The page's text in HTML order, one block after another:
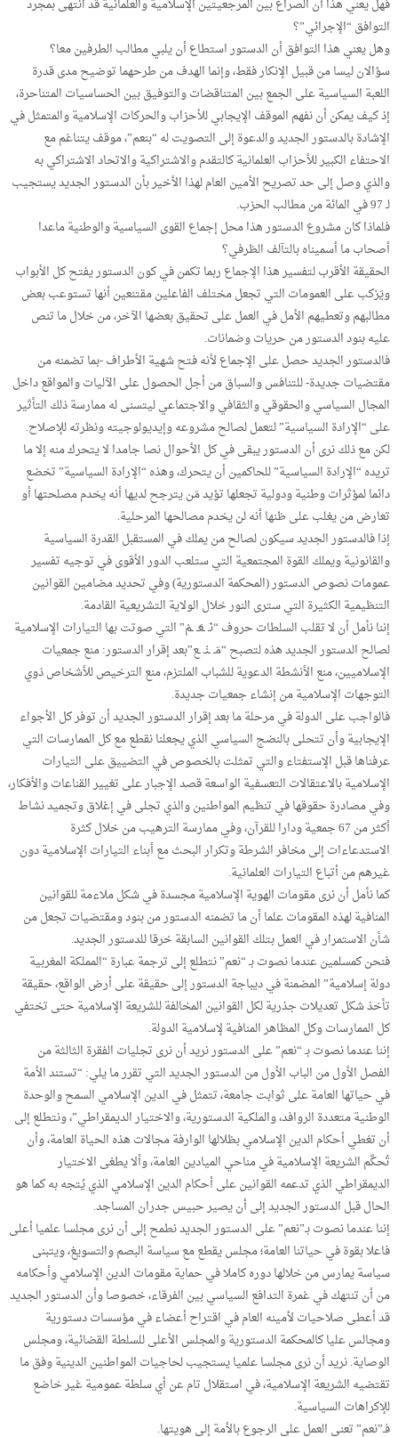
فهل يعني هذا أن الصراع بين المرجعيتين الإسلامية والعلمانية قد انتهى بمجرد
التوافق “الإجرائي”؟
وهل يعني هذا التوافق أن الدستور استطاع أن يلبي مطالب الطرفين معا؟
سؤالان ليسا من قبيل الإنكار فقط، وإنما الهدف من طرحهما توضيح مدى قدرة
اللعبة السياسية على الجمع بين المتناقضات والتوفيق بين الحساسيات المتناحرة،
إذ كيف يمكن أن نفهم الموقف الإيجابي للأحزاب والحركات الإسلامية والمتمثل في
الإشادة بالدستور الجديد والدعوة إلى التصويت له “بنعم”، موقف يتناغم مع
الاحتفاء الكبير للأحزاب العلمانية كالتقدم والاشتراكية والاتحاد الاشتراكي به
والذي وصل إلى حد تصريح الأمين العام لهذا الأخير بأن الدستور الجديد يستجيب
لـ 97 في المائة من مطالب الحزب.
فلماذا كان مشروع الدستور هذا محل إجماع القوى السياسية والوطنية ماعدا
أصحاب ما أسميناه بالتآلف الظرفي؟
الحقيقة الأقرب لتفسير هذا الإجماع ربما تكمن في كون الدستور يفتح كل الأبواب
ويَرْكب على العمومات التي تجعل مختلف الفاعلين مقتنعين أنها تستوعب بعض
مطالبهم وتعطيهم الأمل في العمل على تحقيق بعضها الآخر، من خلال ما تنص
عليه بنود الدستور من حريات وضمانات.
فالدستور الجديد حصل على الإجماع لأنه فتح شهية الأطراف -بما تضمنه من
مقتضيات جديدة- للتنافس والسباق من أجل الحصول على الآليات والمواقع داخل
المجال السياسي والحقوقي والثقافي والاجتماعي ليتسنى له ممارسة ذلك التأثير
على “الإرادة السياسية” لتعمل لصالح مشروعه وإيديولوجيته ونظرته للإصلاح.
لكن مع ذلك نرى أن الدستور يبقى في كل الأحوال نصا جامدا لا يتحرك منه إلا ما
تريده “الإرادة السياسية” للحاكمين أن يتحرك، وهذه “الإرادة السياسية” تخضع
دائما لمؤثرات وطنية ودولية تجعلها تؤيد مَن يترجح لديها أنه يخدم مصلحتها أو
تعارض من يغلب على ظنها أنه لن يخدم مصالحها المرحلية.
إذا فالدستور الجديد سيكون لصالح من يملك في المستقبل القدرة السياسية
والقانونية ويملك القوة المجتمعية التي ستلعب الدور الأقوى في توجيه تفسير
عمومات نصوص الدستور (المحكمة الدستورية) وفي تحديد مضامين القوانين
التنظيمية الكثيرة التي سترى النور خلال الولاية التشريعية القادمة.
إننا نأمل أن لا تقلب السلطات حروف “نَـ ـعَـ ـمْ” التي صوتت بها التيارات الإسلامية
لصالح الدستور الجديد هذه لتصبح “مَـ ـنْـ ـع”بعد إقرار الدستور: منع جمعيات
الإسلاميين، منع الأنشطة الدعوية للشباب الملتزم، منع الترخيص للأشخاص ذوي
التوجهات الإسلامية من إنشاء جمعيات جديدة.
فالواجب على الدولة في مرحلة ما بعد إقرار الدستور الجديد أن توفر كل الأجواء
الإيجابية وأن تتحلى بالنضج السياسي الذي يجعلنا نقطع مع كل الممارسات التي
عرفناها قبل الإستفتاء والتي تمثلت بالخصوص في التضييق على التيارات
الإسلامية بالاعتقالات التعسفية الواسعة قصد الإجبار على تغيير القناعات والأفكار،
وفي مصادرة حقوقها في تنظيم المواطنين والذي تجلى في إغلاق وتجميد نشاط
أكثر من 67 جمعية ودارا للقرآن، وفي ممارسة الترهيب من خلال كثرة
الاستدعاءات إلى مخافر الشرطة وتكرار البحث مع أبناء التيارات الإسلامية دون
غيرهم من أتباع التيارات العلمانية.
كما نأمل أن نرى مقومات الهوية الإسلامية مجسدة في شكل ملاءمة للقوانين
المنافية لهذه المقومات علما أن ما تضمنه الدستور من بنود ومقتضيات تجعل من
شأن الاستمرار في العمل بتلك القوانين السابقة خرقا للدستور الجديد.
فنحن كمسلمين عندما نصوت بـ “نعم” نتطلع إلى ترجمة عبارة “المملكة المغربية
دولة إسلامية” المضمنة في ديباجة الدستور إلى حقيقة على أرض الواقع، حقيقة
تأخذ شكل تعديلات جذرية لكل القوانين المخالفة للشريعة الإسلامية حتى تختفي
كل الممارسات وكل المظاهر المنافية لإسلامية الدولة.
إننا عندما نصوت بـ “نعم” على الدستور نريد أن نرى تجليات الفقرة الثالثة من
الفصل الأول من الباب الأول من الدستور الجديد التي تقرر ما يلي: “تستند الأمة
في حياتها العامة على ثوابت جامعة، تتمثل في الدين الإسلامي السمح والوحدة
الوطنية متعددة الروافد، والملكية الدستورية، والاختيار الديمقراطي”، ونتطلع إلى
أن تغطي أحكام الدين الإسلامي بظلالها الوارفة مجالات هذه الحياة العامة، وأن
تُحكَّم الشريعة الإسلامية في مناحي الميادين العامة، وألا يطغى الاختيار
الديمقراطي الذي تدعمه القوانين على أحكام الدين الإسلامي الذي يُتجه به كما هو
الحال قبل الدستور الجديد إلى أن يصير حبيس جدران المساجد.
إننا عندما نصوت بـ”نعم” على الدستور الجديد نطمح إلى أن نرى مجلسا علميا أعلى
فاعلا بقوة في حياتنا العامة؛ مجلس يقطع مع سياسة البصم والتسويغ، ويتبنى
سياسة يمارس من خلالها دوره كاملا في حماية مقومات الدين الإسلامي وأحكامه
من أن تنتهك في غمرة التدافع السياسي بين الفرقاء، خصوصا وأن الدستور الجديد
قد أعطى صلاحيات لأمينه العام في اقتراح أعضاء في مؤسسات دستورية
ومجالس عليا كالمحكمة الدستورية والمجلس الأعلى للسلطة القضائية، ومجلس
الوصاية. نريد أن نرى مجلسا علميا يستجيب لحاجيات المواطنين الدينية وفق ما
تقتضيه الشريعة الإسلامية، في استقلال تام عن أي سلطة عمومية غير خاضع
للإكراهات السياسية.
فـ”نعم” تعني العمل على الرجوع بالأمة إلى هويتها.